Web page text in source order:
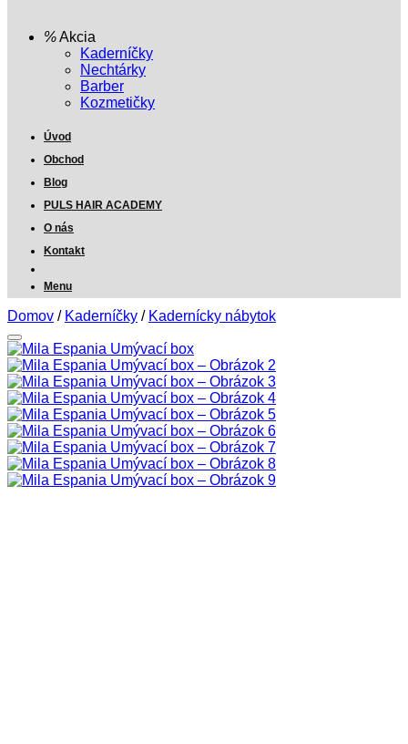
Akcia
Kaderníčky
Nechtárky
Barber
Kozmetičky
Úvod
Obchod
Blog
PULS HAIR ACADEMY
O nás
Kontakt
Menu
Domov / Kaderníčky / Kadernícky nábytok